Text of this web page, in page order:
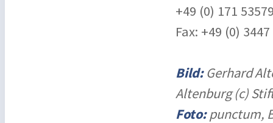
+49 (0) 171
Fax: +49 (0)
Bild:Gerhard
Altenburg (c)
Foto:punctum,